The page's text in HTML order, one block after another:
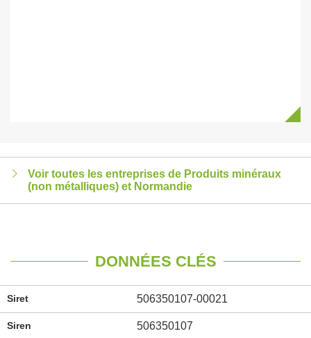
Voir toutes les entreprises de Produits minéraux
(non métalliques) et Normandie
DONNÉES CLÉS
Siret 506350107-00021
Siren 506350107